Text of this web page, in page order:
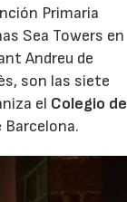
Primaria
Sea Towers en
Andreu de
son las siete
el Colegio de
Barcelona.